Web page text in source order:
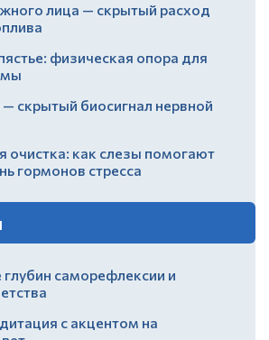
лица — скрытый расход
физическая опора для
— скрытый биосигнал нервной
очистка: как слезы помогают
гормонов стресса
саморефлексии и
с акцентом на